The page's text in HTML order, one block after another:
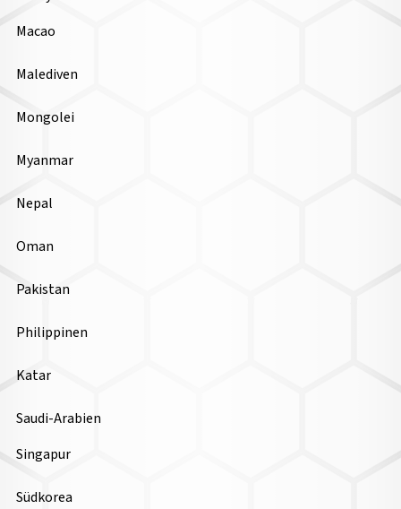
Macao
Malediven
Mongolei
Myanmar
Nepal
Oman
Pakistan
Philippinen
Katar
Saudi-Arabien
Singapur
Südkorea